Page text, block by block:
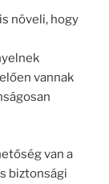
növeli, hogy
vannak
van a
biztonsági